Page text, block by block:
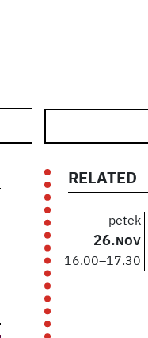
RELATED
petek
26. NOV
16.00–17.30